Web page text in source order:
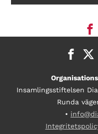
Insamlingsstiftelsen
Runda
•